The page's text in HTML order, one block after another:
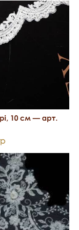
10 см — арт.